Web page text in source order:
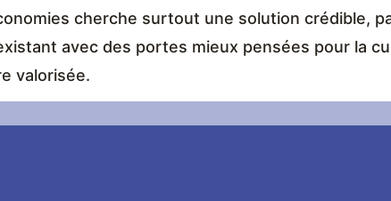
cherche surtout une solution crédible,
avec des portes mieux pensées pour la
valorisée.